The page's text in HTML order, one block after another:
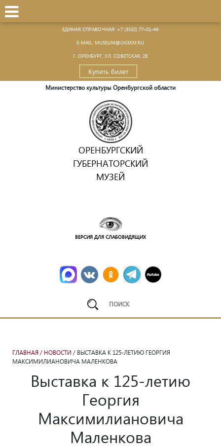
ЕДИНАЯ СПРАВОЧНАЯ: +7 (3532) 77–01–44
Е-MAIL: MUSEUM@OGIKM.RU
Г. ОРЕНБУРГ, УЛ. СОВЕТСКАЯ, 28
Купить билет
Министерство культуры Оренбургской области
ОРЕНБУРГСКИЙ
ГУБЕРНАТОРСКИЙ
МУЗЕЙ
ВЕРСИЯ ДЛЯ СЛАБОВИДЯЩИХ
ГЛАВНАЯ / НОВОСТИ / ВЫСТАВКА К 125-ЛЕТИЮ ГЕОРГИЯ
МАКСИМИЛИАНОВИЧА МАЛЕНКОВА
Выставка к 125-летию
Георгия
Максимилиановича
Маленкова